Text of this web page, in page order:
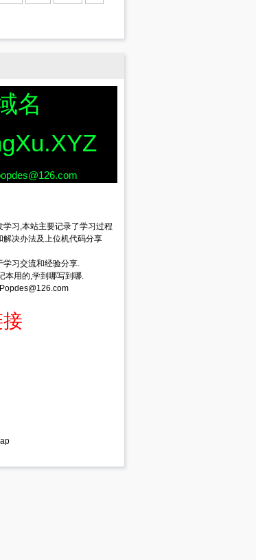
));
6F9C-41A3-A669-
名
学习,本站主要记录了学习过程
解决办法及上位机代码分享
学习交流和经验分享.
本用的,学到哪写到哪.